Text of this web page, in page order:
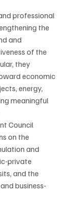
professional
the
and
of the
they
economic
energy,
meaningful
Council
on the
and
private
and the
business-